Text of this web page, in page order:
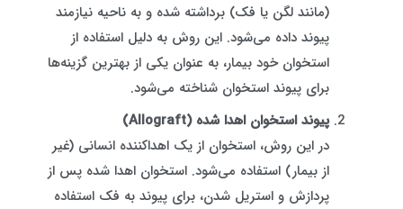
(مانند لگن یا فک) برداشته شده و به ناحیه نیازمند
پیوند داده می‌شود. این روش به دلیل استفاده از
استخوان خود بیمار، به عنوان یکی از بهترین گزینه‌ها
برای پیوند استخوان شناخته می‌شود.
پیوند استخوان اهدا شده (Allograft)
در این روش، استخوان از یک اهداکننده انسانی (غیر
از بیمار) استفاده می‌شود. استخوان اهدا شده پس از
پردازش و استریل شدن، برای پیوند به فک استفاده